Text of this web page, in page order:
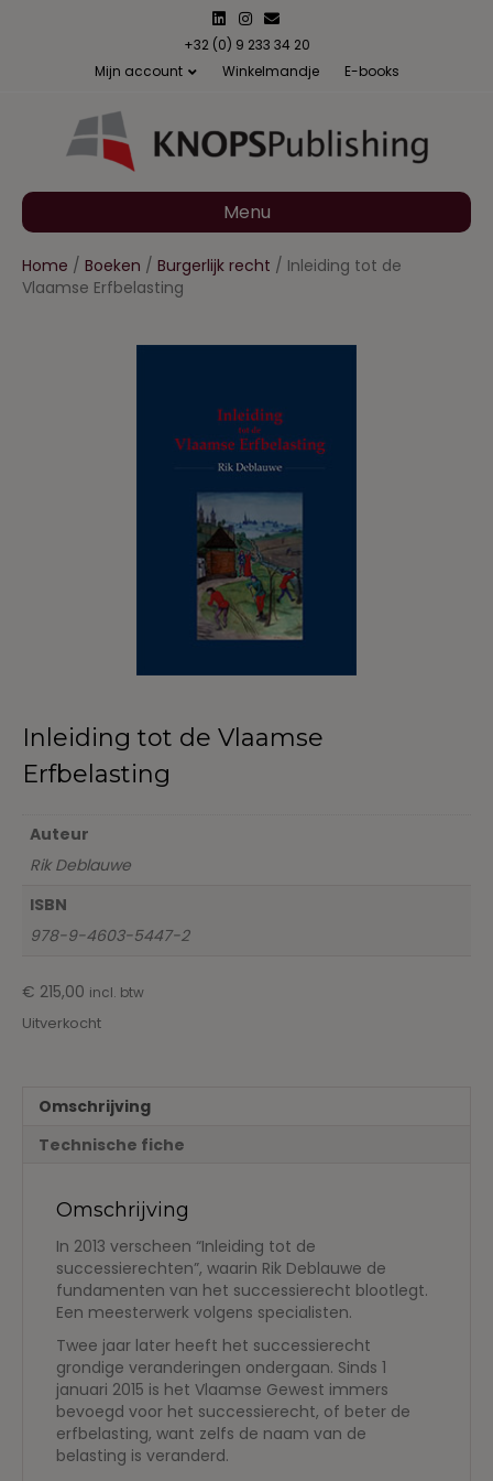
n
n
s
a
m
m
a
l
+32 (0) 9 233 34 20
Mijn account
Winkelmandje E-books
Menu
Home / Boeken / Burgerlijk recht / Inleiding tot de
Vlaamse Erfbelasting
Inleiding tot de Vlaamse
Erfbelasting
Auteur
Rik Deblauwe
ISBN
978-9-4603-5447-2
€ 215,00 incl. btw
Uitverkocht
Omschrijving
Technische fiche
Omschrijving
In 2013 verscheen “Inleiding tot de
successierechten”, waarin Rik Deblauwe de
fundamenten van het successierecht blootlegt.
Een meesterwerk volgens specialisten.
Twee jaar later heeft het successierecht
grondige veranderingen ondergaan. Sinds 1
januari 2015 is het Vlaamse Gewest immers
bevoegd voor het successierecht, of beter de
erfbelasting, want zelfs de naam van de
belasting is veranderd.